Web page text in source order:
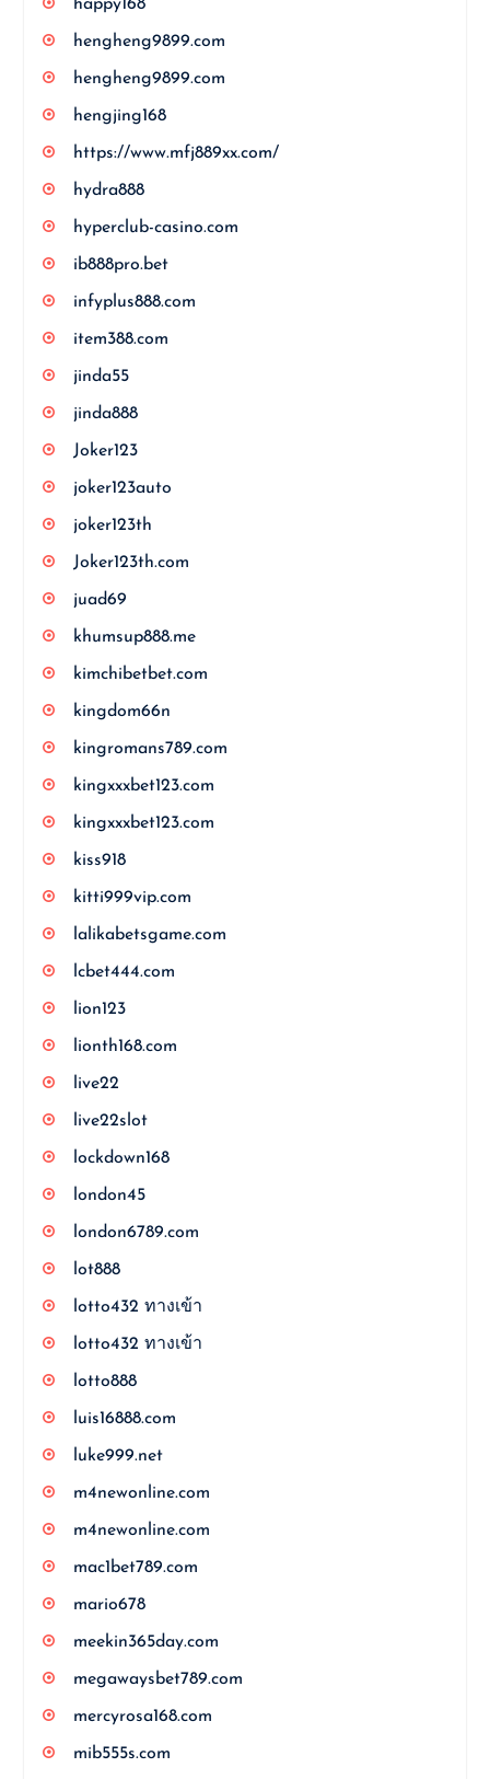
happy168
hengheng9899.com
hengheng9899.com
hengjing168
https://www.mfj889xx.com/
hydra888
hyperclub-casino.com
ib888pro.bet
infyplus888.com
item388.com
jinda55
jinda888
Joker123
joker123auto
joker123th
Joker123th.com
juad69
khumsup888.me
kimchibetbet.com
kingdom66n
kingromans789.com
kingxxxbet123.com
kingxxxbet123.com
kiss918
kitti999vip.com
lalikabetsgame.com
lcbet444.com
lion123
lionth168.com
live22
live22slot
lockdown168
london45
london6789.com
lot888
lotto432 ทางเข้า
lotto432 ทางเข้า
lotto888
luis16888.com
luke999.net
m4newonline.com
m4newonline.com
mac1bet789.com
mario678
meekin365day.com
megawaysbet789.com
mercyrosa168.com
mib555s.com